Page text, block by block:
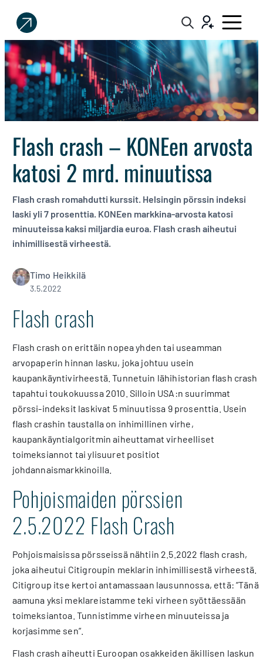
Sijoittaja.fi
Tee
parempia
sijoituspäätöksiä
Flash crash – KONEen arvosta
katosi 2 mrd. minuutissa
Flash crash romahdutti kurssit. Helsingin pörssin indeksi
laski yli 7 prosenttia. KONEen markkina-arvosta katosi
minuuteissa kaksi miljardia euroa. Flash crash aiheutui
inhimillisestä virheestä.
Timo Heikkilä
3.5.2022
Flash crash
Flash crash on erittäin nopea yhden tai useamman
arvopaperin hinnan lasku, joka johtuu usein
kaupankäyntivirheestä. Tunnetuin lähihistorian flash crash
tapahtui toukokuussa 2010. Silloin USA:n suurimmat
pörssi-indeksit laskivat 5 minuutissa 9 prosenttia. Usein
flash crashin taustalla on inhimillinen virhe,
kaupankäyntialgoritmin aiheuttamat virheelliset
toimeksiannot tai ylisuuret positiot
johdannaismarkkinoilla.
Pohjoismaiden pörssien
2.5.2022 Flash Crash
Pohjoismaisissa pörsseissä nähtiin 2.5.2022 flash crash,
joka aiheutui Citigroupin meklarin inhimillisestä virheestä.
Citigroup itse kertoi antamassaan lausunnossa, että: ”Tänä
aamuna yksi meklareistamme teki virheen syöttäessään
toimeksiantoa. Tunnistimme virheen minuuteissa ja
korjasimme sen”.
Flash crash aiheutti Euroopan osakkeiden äkillisen laskun